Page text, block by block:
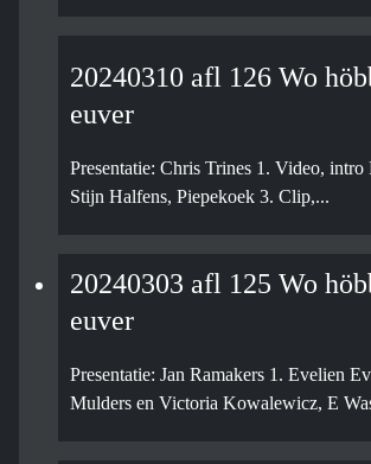
20240310 afl 126 Wo
euver
Presentatie: Chris Trines 1. Video, intro
Stijn Halfens, Piepekoek 3. Clip,...
20240303 afl 125 Wo
euver
Presentatie: Jan Ramakers 1. Evelien
Mulders en Victoria Kowalewicz, E